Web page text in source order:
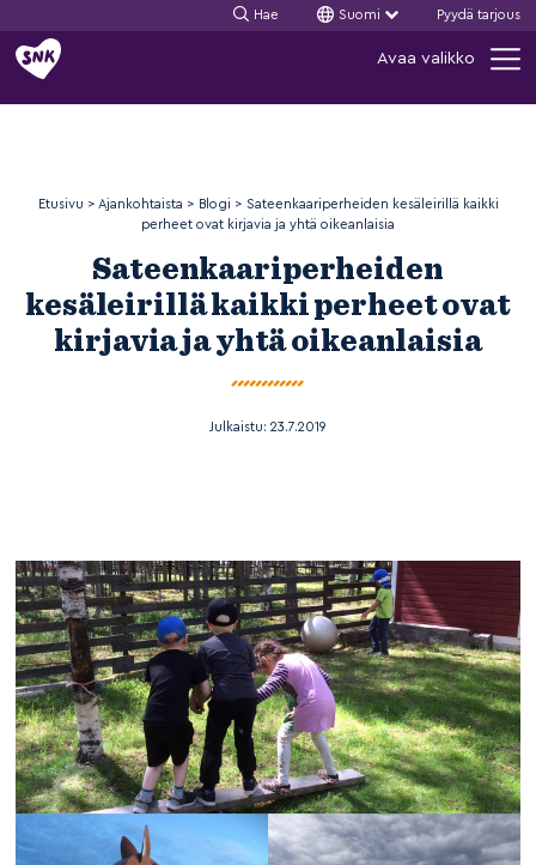
Siirry
sisältöön
Hae Suomi Pyydä tarjous
Avaa valikko
Etusivu > Ajankohtaista > Blogi > Sateenkaariperheiden kesäleirillä kaikki
perheet ovat kirjavia ja yhtä oikeanlaisia
Sateenkaariperheiden
kesäleirillä kaikki perheet ovat
kirjavia ja yhtä oikeanlaisia
Julkaistu: 23.7.2019